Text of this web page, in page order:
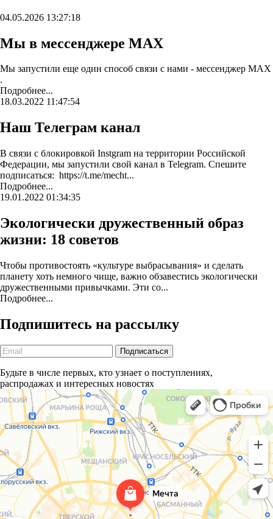
04.05.2026 13:27:18
Мы в мессенджере MAX
Мы запустили еще один способ связи с нами - мессенджер MAX
.
Подробнее...
18.03.2022 11:47:54
Наш Телеграм канал
В связи с блокировкой Instgram на территории Российской
Федерации, мы запустили свой канал в Telegram. Спешите
подписаться: https://t.me/mecht...
Подробнее...
19.01.2022 01:34:35
Экологически дружественный образ
жизни: 18 советов
Чтобы противостоять «культуре выбрасывания» и сделать
планету хоть немного чище, важно обзавестись экологически
дружественными привычками. Эти со...
Подробнее...
Подпишитесь на рассылку
Будьте в числе первых, кто узнает о поступлениях,
распродажах и интересных новостях